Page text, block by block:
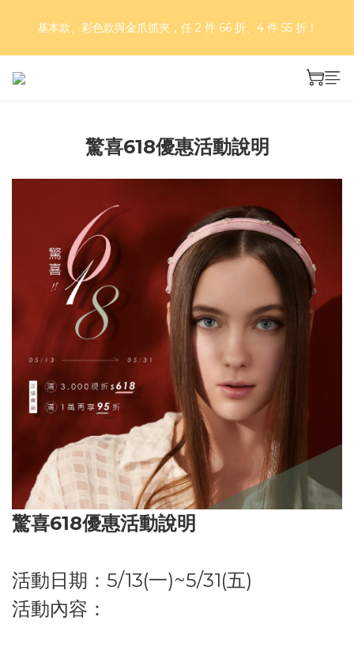
折，滿五件享7折！
基本款、彩色款與金爪抓夾，任 2 件 66 折、4 件 55 折！
好評再延長！夏日年中慶 part II｜正價商品 8 折，滿三件享75
驚喜618優惠活動說明
驚喜618優惠活動說明
活動日期：5/13(一)~5/31(五)
活動內容：